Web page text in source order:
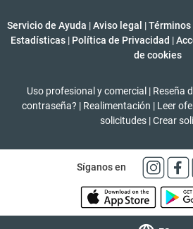
Servicio de Ayuda |Aviso legal |Términos
Estadísticas | Política de Privacidad |
de cookies
Uso profesional y comercial | Reseña
contraseña? | Realimentación | Leer
solicitudes |Crear
Síganos en